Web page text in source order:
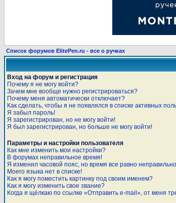
Список форумов ElitePen.ru - все о ручках
Вход на форум и регистрация
Почему я не могу войти?
Зачем мне вообще нужно регистрироваться?
Почему меня автоматически отключает?
Как сделать, чтобы я не появлялся в списке активных
Я забыл пароль!
Я зарегистрирован, но не могу войти!
Я был зарегистрирован, но больше не могу войти!
Параметры и настройки пользователя
Как мне изменить мои настройки?
В форумах неправильное время!
Я изменил часовой пояс, но время все равно
Моего языка нет в списке!
Как я могу поместить картинку под своим именем?
Как я могу изменить свое звание?
Когда я щёлкаю по ссылке «Отправить e-mail», от меня